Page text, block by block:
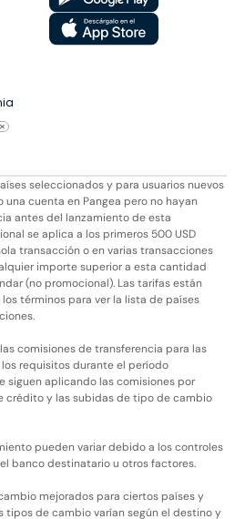
seleccionados y para usuarios nuevos
una cuenta en Pangea pero no hayan
antes del lanzamiento de esta
se aplica a los primeros 500 USD
transacción o en varias transacciones
importe superior a esta cantidad
(no promocional). Las tarifas están
términos para ver la lista de países
comisiones de transferencia para las
requisitos durante el período
siguen aplicando las comisiones por
crédito y las subidas de tipo de cambio
pueden variar debido a los controles
banco destinatario u otros factores.
mejorados para ciertos países y
tipos de cambio varían según el destino y